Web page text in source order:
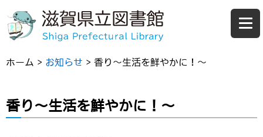
ホーム > お知らせ > 香り～生活を鮮やかに！～
香り～生活を鮮やかに！～